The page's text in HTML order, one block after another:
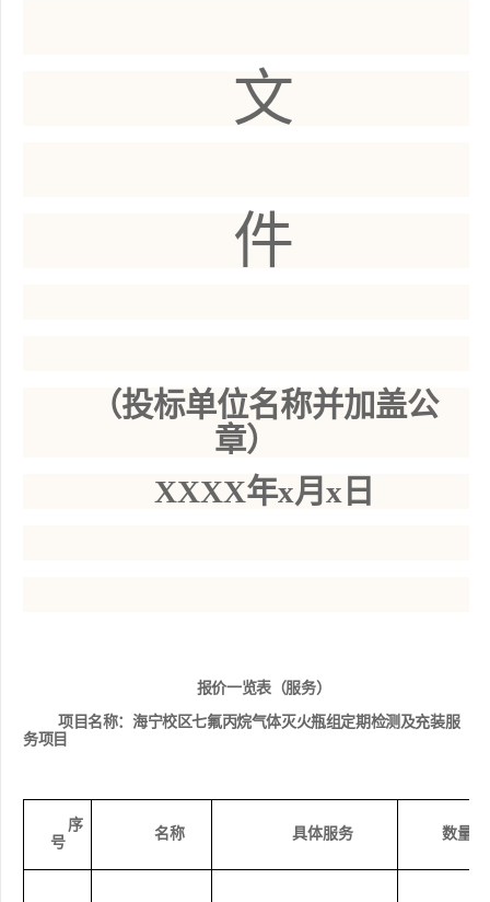
文
件
（投标单位名称并加盖公
章）
XXXX年x月x日
报价一览表（服务）
项目名称： 海宁校区七氟丙烷气体灭火瓶组定期检测及充装服
务项目
序
号
名称 具体服务 数量